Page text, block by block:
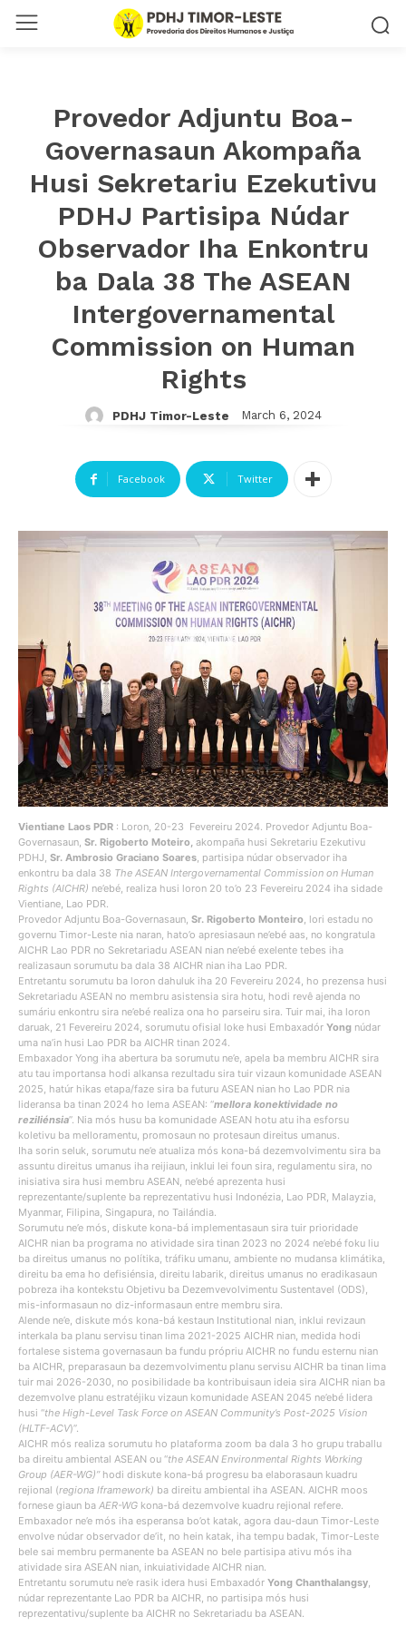
Provedor Adjuntu Boa-
Governasaun Akompaña
Husi Sekretariu Ezekutivu
PDHJ Partisipa Núdar
Observador Iha Enkontru
ba Dala 38 The ASEAN
Intergovernamental
Commission on Human
Rights
PDHJ Timor-Leste March 6, 2024
Facebook Twitter
Vientiane Laos PDR : Loron, 20-23 Fevereiru 2024. Provedor Adjuntu Boa-
Governasaun, Sr. Rigoberto Moteiro, akompaña husi Sekretariu Ezekutivu
PDHJ, Sr. Ambrosio Graciano Soares, partisipa núdar observador iha
enkontru ba dala 38 The ASEAN Intergovernamental Commission on Human
Rights (AICHR) ne’ebé, realiza husi loron 20 to’o 23 Fevereiru 2024 iha sidade
Vientiane, Lao PDR.
Provedor Adjuntu Boa-Governasaun, Sr. Rigoberto Monteiro, lori estadu no
governu Timor-Leste nia naran, hato’o apresiasaun ne’ebé aas, no kongratula
AICHR Lao PDR no Sekretariadu ASEAN nian ne’ebé exelente tebes iha
realizasaun sorumutu ba dala 38 AICHR nian iha Lao PDR.
Entretantu sorumutu ba loron dahuluk iha 20 Fevereiru 2024, ho prezensa husi
Sekretariadu ASEAN no membru asistensia sira hotu, hodi revê ajenda no
sumáriu enkontru sira ne’ebé realiza ona ho parseiru sira. Tuir mai, iha loron
daruak, 21 Fevereiru 2024, sorumutu ofisial loke husi Embaxadór Yong núdar
uma na’in husi Lao PDR ba AICHR tinan 2024.
Embaxador Yong iha abertura ba sorumutu ne’e, apela ba membru AICHR sira
atu tau importansa hodi alkansa rezultadu sira tuir vizaun komunidade ASEAN
2025, hatúr hikas etapa/faze sira ba futuru ASEAN nian ho Lao PDR nia
lideransa ba tinan 2024 ho lema ASEAN: “mellora konektividade no
reziliénsia”. Nia mós husu ba komunidade ASEAN hotu atu iha esforsu
koletivu ba melloramentu, promosaun no protesaun direitus umanus.
Iha sorin seluk, sorumutu ne’e atualiza mós kona-bá dezemvolvimentu sira ba
assuntu direitus umanus iha reijiaun, inklui lei foun sira, regulamentu sira, no
inisiativa sira husi membru ASEAN, ne’ebé aprezenta husi
reprezentante/suplente ba reprezentativu husi Indonézia, Lao PDR, Malayzia,
Myanmar, Filipina, Singapura, no Tailándia.
Sorumutu ne’e mós, diskute kona-bá implementasaun sira tuir prioridade
AICHR nian ba programa no atividade sira tinan 2023 no 2024 ne’ebé foku liu
ba direitus umanus no polítika, tráfiku umanu, ambiente no mudansa klimátika,
direitu ba ema ho defisiénsia, direitu labarik, direitus umanus no eradikasaun
pobreza iha kontekstu Objetivu ba Dezemvevolvimentu Sustentavel (ODS),
mis-informasaun no diz-informasaun entre membru sira.
Alende ne’e, diskute mós kona-bá kestaun Institutional nian, inklui revizaun
interkala ba planu servisu tinan lima 2021-2025 AICHR nian, medida hodi
fortalese sistema governasaun ba fundu própriu AICHR no fundu esternu nian
ba AICHR, preparasaun ba dezemvolvimentu planu servisu AICHR ba tinan lima
tuir mai 2026-2030, no posibilidade ba kontribuisaun ideia sira AICHR nian ba
dezemvolve planu estratéjiku vizaun komunidade ASEAN 2045 ne’ebé lidera
husi “the High-Level Task Force on ASEAN Community’s Post-2025 Vision
(HLTF-ACV)”.
AICHR mós realiza sorumutu ho plataforma zoom ba dala 3 ho grupu traballu
ba direitu ambiental ASEAN ou “the ASEAN Environmental Rights Working
Group (AER-WG)” hodi diskute kona-bá progresu ba elaborasaun kuadru
rejional (regiona lframework) ba direitu ambiental iha ASEAN. AICHR moos
fornese giaun ba AER-WG kona-bá dezemvolve kuadru rejional refere.
Embaxador ne’e mós iha esperansa bo’ot katak, agora dau-daun Timor-Leste
envolve núdar observador de’it, no hein katak, iha tempu badak, Timor-Leste
bele sai membru permanente ba ASEAN no bele partisipa ativu mós iha
atividade sira ASEAN nian, inkuiatividade AICHR nian.
Entretantu sorumutu ne’e rasik idera husi Embaxadór Yong Chanthalangsy,
núdar reprezentante Lao PDR ba AICHR, no partisipa mós husi
reprezentativu/suplente ba AICHR no Sekretariadu ba ASEAN.